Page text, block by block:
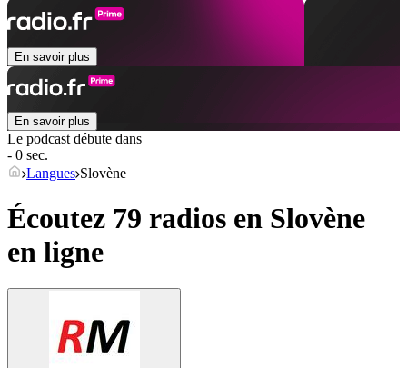
En savoir plus
En savoir plus
Le podcast débute dans
- 0 sec.
Langues Slovène
Écoutez 79 radios en Slovène
en ligne